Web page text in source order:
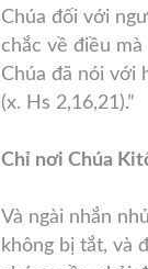
Chúa đối với
chắc về điều
Chúa đã nói với
(x. Hs 2,16,21).”
Chỉ nơi Chúa
Và ngài nhắn
không bị tắt, và